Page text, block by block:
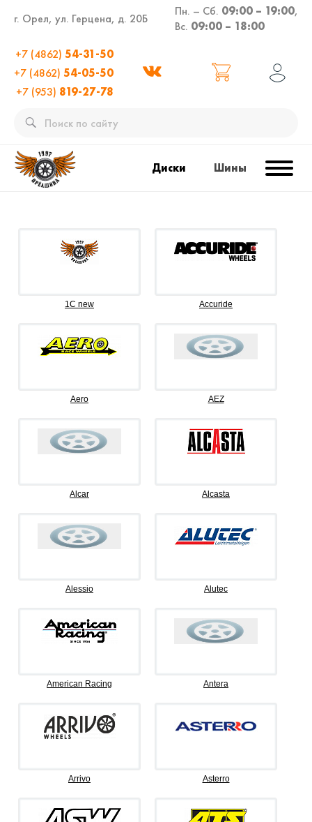
г. Орел, ул. Герцена, д. 20Б
Пн. – Сб. 09:00 – 19:00,
Вс. 09:00 – 18:00
+7 (4862) 54-31-50
+7 (4862) 54-05-50
+7 (953) 819-27-78
Диски Шины
1C new Accuride
Aero AEZ
Alcar Alcasta
Alessio Alutec
American Racing Antera
Arrivo Asterro